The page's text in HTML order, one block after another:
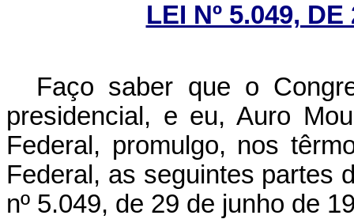
LEI Nº 5.049,
Faço saber que o
presidencial, e eu, Auro
Federal, promulgo, nos
Federal, as seguintes partes
nº 5.049, de 29 de junho de